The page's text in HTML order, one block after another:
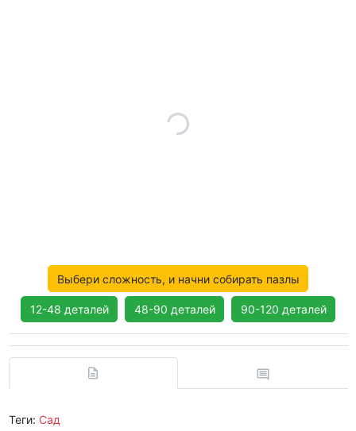
Выбери сложность, и начни собирать пазлы
12-48 деталей 48-90 деталей 90-120 деталей
Теги: Сад